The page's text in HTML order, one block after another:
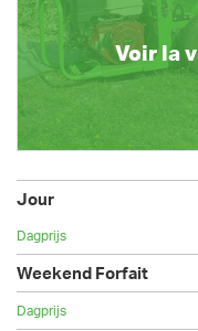
Voir la